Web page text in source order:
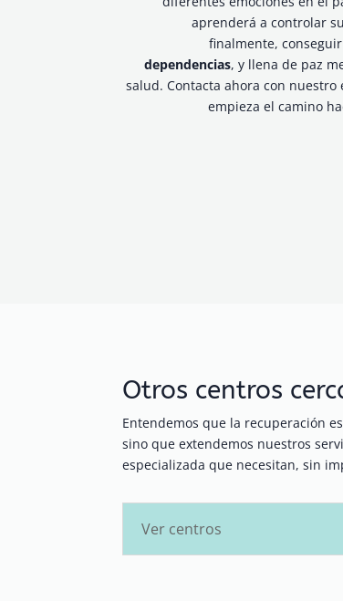
aprenderá a controlar
finalmente,
dependencias, y llena de paz
salud. Contacta ahora con nuestro
empieza el camino
Otros centros
Entendemos que la recuperación
sino que extendemos nuestros
especializada que necesitan, sin
Ver centros